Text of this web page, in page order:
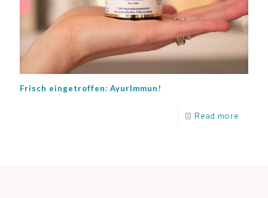
Frisch eingetroffen: AyurImmun!
Read more